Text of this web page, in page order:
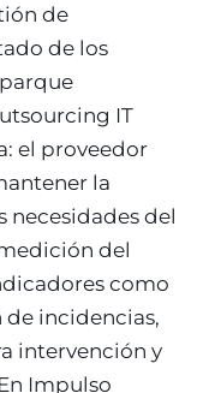
de
de los
IT
el proveedor
la
necesidades del
del
como
incidencias,
intervención y
Impulso